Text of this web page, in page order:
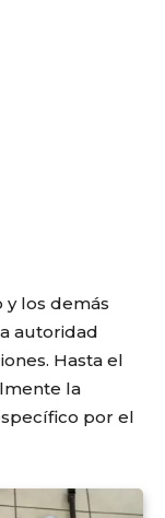
y los demás
autoridad
Hasta el
la
por el